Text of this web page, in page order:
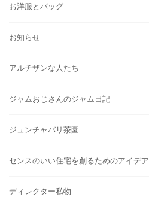
お洋服とバッグ
お知らせ
アルチザンな人たち
ジャムおじさんのジャム日記
ジュンチャバリ茶園
センスのいい住宅を創るためのアイデア
ディレクター私物